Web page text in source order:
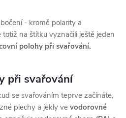
- kromě polarity a
na štítku vyznačili ještě jeden
polohy při svařování.
při svařování
se svařováním teprve začínáte,
plechy a jekly ve vodorovné